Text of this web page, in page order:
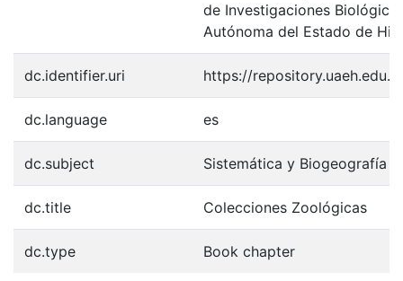
de Investigaciones
Autónoma del Estado de
dc.identifier.uri https://
dc.language es
dc.subject Sistemática y Biogeografía
dc.title Colecciones Zoológicas
dc.type Book chapter